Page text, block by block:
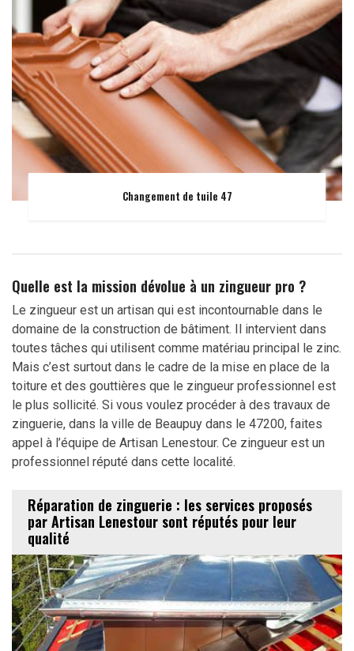
Changement de tuile 47
Quelle est la mission dévolue à un zingueur pro ?
Le zingueur est un artisan qui est incontournable dans le
domaine de la construction de bâtiment. Il intervient dans
toutes tâches qui utilisent comme matériau principal le zinc.
Mais c’est surtout dans le cadre de la mise en place de la
toiture et des gouttières que le zingueur professionnel est
le plus sollicité. Si vous voulez procéder à des travaux de
zinguerie, dans la ville de Beaupuy dans le 47200, faites
appel à l’équipe de Artisan Lenestour. Ce zingueur est un
professionnel réputé dans cette localité.
Réparation de zinguerie : les services proposés
par Artisan Lenestour sont réputés pour leur
qualité